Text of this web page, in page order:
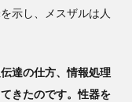
示し、メスザルは人
達の仕方、情報処理
きたのです。性器を